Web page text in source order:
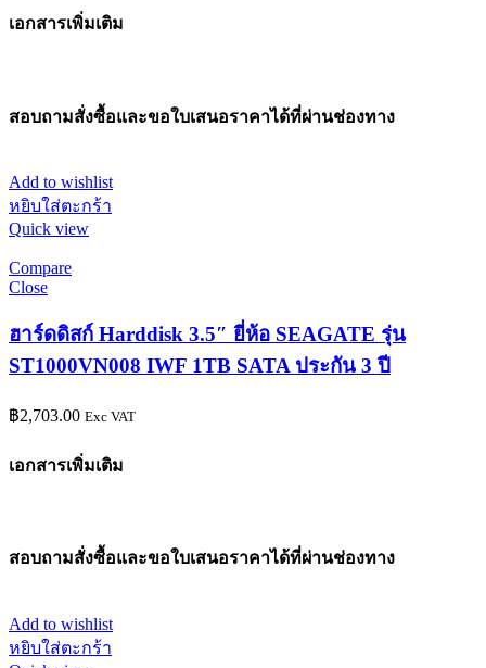
เอกสารเพิ่มเติม
สอบถามสั่งซื้อและขอใบเสนอราคาได้ที่ผ่านช่องทาง
Add to wishlist
หยิบใส่ตะกร้า
Quick view
Compare
Close
ฮาร์ดดิสก์ Harddisk 3.5″ ยี่ห้อ SEAGATE รุ่น
ST1000VN008 IWF 1TB SATA ประกัน 3 ปี
฿2,703.00 Exc VAT
เอกสารเพิ่มเติม
สอบถามสั่งซื้อและขอใบเสนอราคาได้ที่ผ่านช่องทาง
Add to wishlist
หยิบใส่ตะกร้า